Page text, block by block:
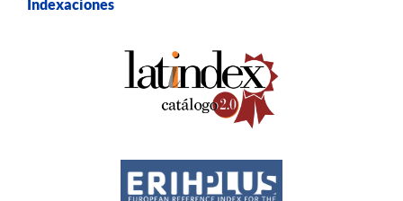
Indexaciones